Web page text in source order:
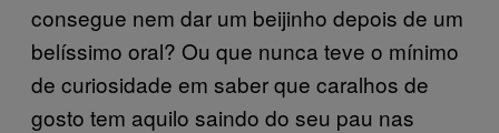
consegue nem dar um beijinho depois de um
belíssimo oral? Ou que nunca teve o mínimo
de curiosidade em saber que caralhos de
gosto tem aquilo saindo do seu pau nas